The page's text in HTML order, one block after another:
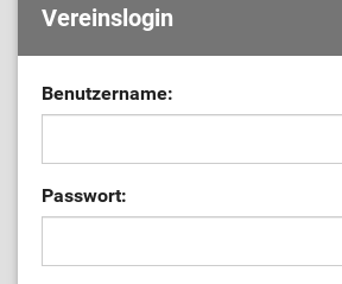
Vereinslogin
Benutzername:
Passwort: